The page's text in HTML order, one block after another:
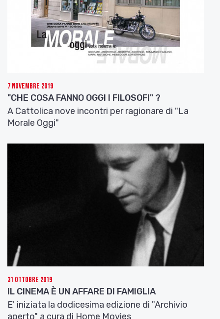
7 Novembre 2019
"CHE COSA FANNO OGGI I FILOSOFI" ?
A Cattolica nove incontri per ragionare di "La
Morale Oggi"
31 Ottobre 2019
IL CINEMA È UN AFFARE DI FAMIGLIA
E' iniziata la dodicesima edizione di "Archivio
aperto" a cura di Home Movies